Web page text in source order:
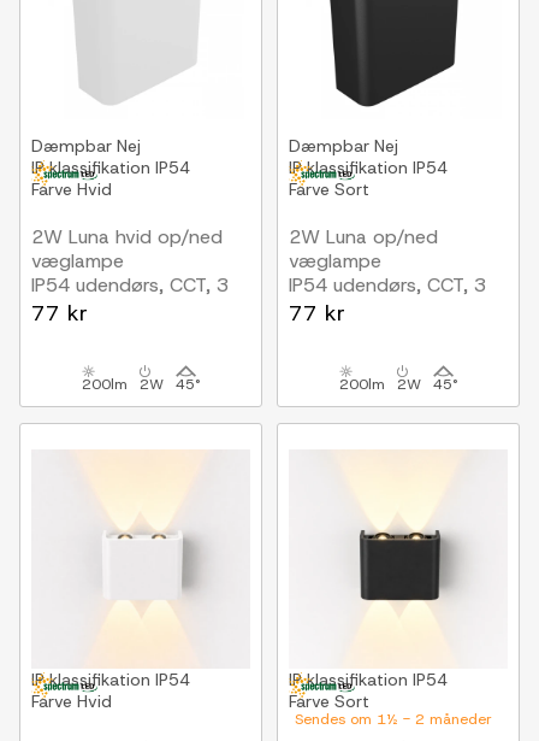
Dæmpbar Nej
IP klassifikation IP54
Farve Hvid
2W Luna hvid op/ned
væglampe
IP54 udendørs, CCT, 3
lyskulører, inkl. lyskilde
77 kr
200lm 2W 45°
Dæmpbar Nej
IP klassifikation IP54
Farve Sort
2W Luna op/ned
væglampe
IP54 udendørs, CCT, 3
lyskulører, sort, inkl.
77 kr
200lm 2W 45°
IP klassifikation IP54
Farve Hvid
Sendes om 1½ - 2 måneder
IP klassifikation IP54
Farve Sort